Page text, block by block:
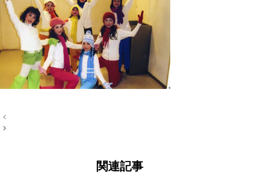
投
稿
関連記事